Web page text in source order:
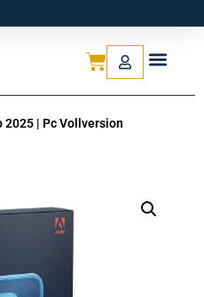
2025 | Pc Vollversion